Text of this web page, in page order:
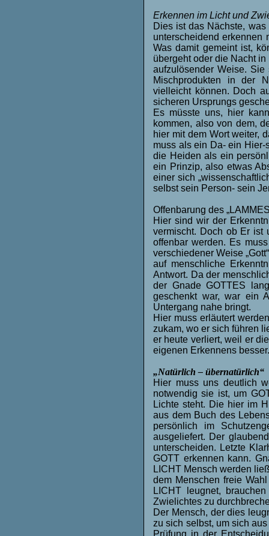
Erkennen im Licht und
Dies ist das Nächste,
unterscheidend erkennen
Was damit gemeint ist,
übergeht oder die Nacht
aufzulösender Weise.
Mischprodukten in der
vielleicht können. Doch
sicheren Ursprungs
Es müsste uns, hier
kommen, also von dem,
hier mit dem Wort weiter,
muss als ein Da- ein
die Heiden als ein
ein Prinzip, also etwas
einer sich
selbst sein Person- sein
Offenbarung des
Hier sind wir der
vermischt. Doch ob Er ist
offenbar werden. Es
verschiedener Weise
auf menschliche
Antwort. Da der
der Gnade GOTTES
geschenkt war, war ein
Untergang nahe bringt.
Hier muss erläutert
zukam, wo er sich führen
er heute verliert, weil er
eigenen Erkennens besser.
„Natürlich – übernatürlich“
Hier muss uns deutlich
notwendig sie ist, um
Lichte steht. Die hier im
aus dem Buch des
persönlich im
ausgeliefert. Der
unterscheiden. Letzte
GOTT erkennen kann.
LICHT Mensch werden
dem Menschen freie
LICHT leugnet,
Zwielichtes zu
Der Mensch, der dies
zu sich selbst, um sich
Prüfung in der